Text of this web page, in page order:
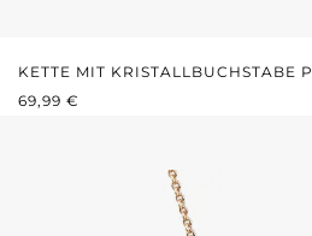
KETTE MIT KRISTALLBUCHSTABE P
REGULÄRER PREIS:
69,99 €